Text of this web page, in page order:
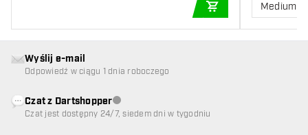
DODAJ DO
Medium
Wyślij e-mail
Odpowiedź w ciągu 1 dnia roboczego
Czat z DartshopperObsługa klienta niedostępna
Czat jest dostępny 24/7, siedem dni w tygodniu